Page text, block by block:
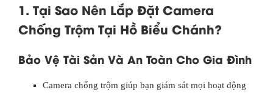
1. Tại Sao Nên Lắp Đặt Camera
Chống Trộm Tại Hồ Biểu Chánh?
Bảo Vệ Tài Sản Và An Toàn Cho Gia Đình
Camera chống trộm giúp bạn giám sát mọi hoạt động